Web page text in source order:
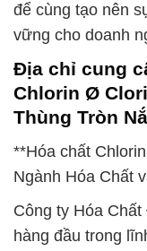
để cùng tạo nên
vững cho doanh
Địa chỉ cung
Chlorin Ø
Thùng Tròn
**Hóa chất
Ngành Hóa Chất
Công ty Hóa
hàng đầu trong